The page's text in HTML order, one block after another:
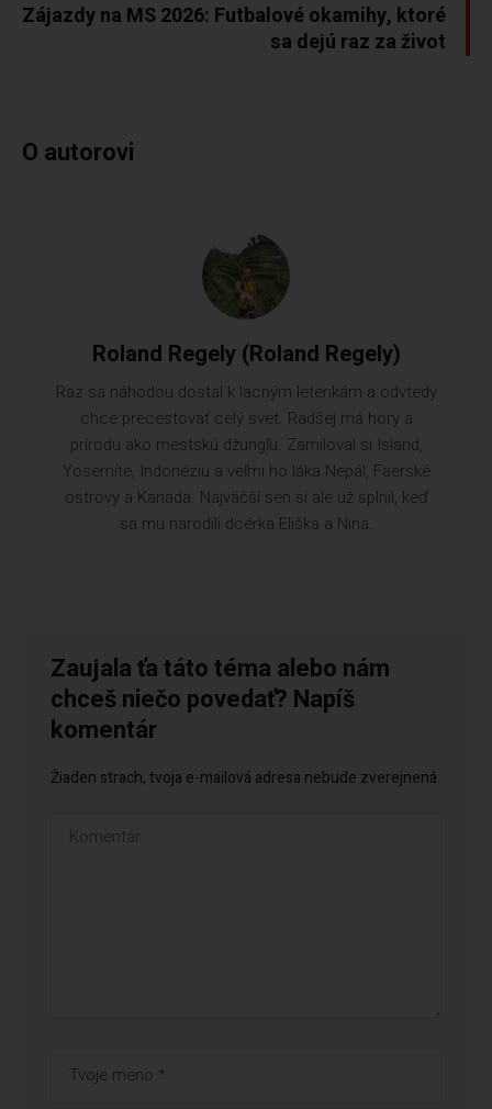
Zájazdy na MS 2026: Futbalové okamihy, ktoré
sa dejú raz za život
O autorovi
Roland Regely (Roland Regely)
Raz sa náhodou dostal k lacným letenkám a odvtedy
chce precestovať celý svet. Radšej má hory a
prírodu ako mestskú džungľu. Zamiloval si Island,
Yosemite, Indonéziu a veľmi ho láka Nepál, Faerské
ostrovy a Kanada. Najväčší sen si ale už splnil, keď
sa mu narodili dcérka Eliška a Nina.
Zaujala ťa táto téma alebo nám
chceš niečo povedať? Napíš
komentár
Žiaden strach, tvoja e-mailová adresa nebude zverejnená.